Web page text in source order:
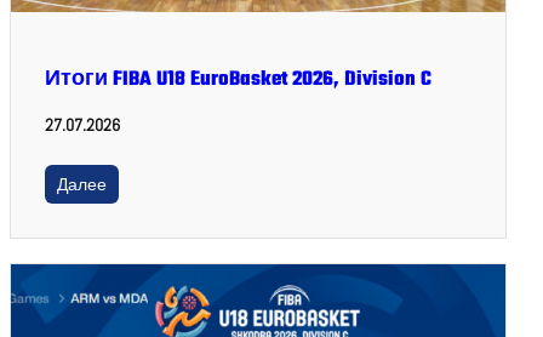
Итоги FIBA U18 EuroBasket 2026, Division C
27.07.2026
Далее